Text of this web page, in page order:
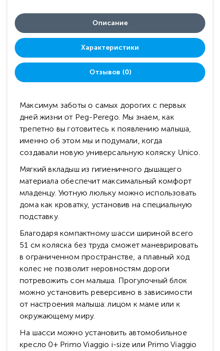
Описание
Характеристики
Отзывов (0)
Максимум заботы о самых дорогих с первых
дней жизни от Peg-Perego. Мы знаем, как
трепетно вы готовитесь к появлению малыша,
именно об этом мы и подумали, когда
создавали новую универсальную коляску Unico.
Мягкий вкладыш из гигиеничного дышащего
материала обеспечит максимальный комфорт
младенцу. Уютную люльку можно использовать
дома как кроватку, установив на специальную
подставку.
Благодаря компактному шасси шириной всего
51 см коляска без труда сможет маневрировать
в ограниченном пространстве, а плавный ход
колес не позволит неровностям дороги
потревожить сон малыша. Прогулочный блок
можно установить реверсивно в зависимости
от настроения малыша: лицом к маме или к
окружающему миру.
На шасси можно установить автомобильное
кресло 0+ Primo Viaggio i-size или Primo Viaggio